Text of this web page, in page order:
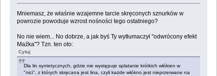
Mniemasz, że właśnie wzajemne tarcie skręconych sznurków w
powrozie powoduje wzrost nośności tego ostatniego?
No nie wiem... No dobrze, a jak byś Ty wytłumaczył "odwrócony efekt
Maźka"? Tzn. ten oto:
Cytuj
Dla lin syntetycznych, gdzie nie występuje splatanie krótkich włókien w
"nici", z których skręcana jest lina, czyli każde włókno jest nieprzerwane na